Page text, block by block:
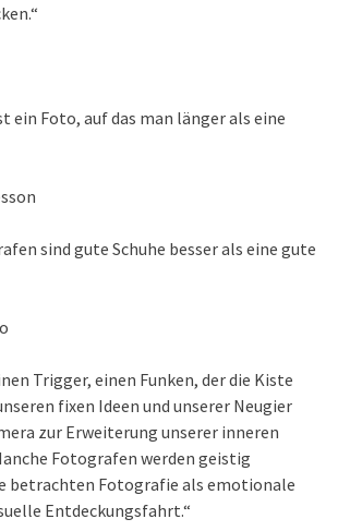
ein Foto, auf das man länger als eine
sind gute Schuhe besser als eine gute
Trigger, einen Funken, der die Kiste
fixen Ideen und unserer Neugier
zur Erweiterung unserer inneren
Fotografen werden geistig
betrachten Fotografie als emotionale
Entdeckungsfahrt.“